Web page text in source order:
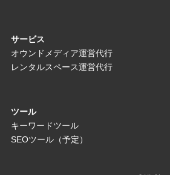
サービス
オウンドメディア運営代行
レンタルスペース運営代行
ツール
キーワードツール
SEOツール（予定）